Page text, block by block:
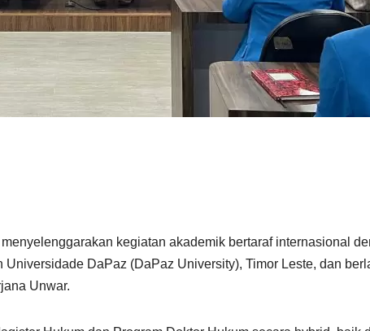
kegiatan akademik bertaraf internasional
DaPaz (DaPaz University), Timor Leste, dan
Unwar.